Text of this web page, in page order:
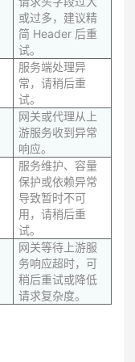
或过多，建议精
简 Header 后重
试。
服务端处理异
常，请稍后重
试。
网关或代理从上
游服务收到异常
响应。
服务维护、容量
保护或依赖异常
导致暂时不可
用，请稍后重
试。
网关等待上游服
务响应超时，可
稍后重试或降低
请求复杂度。